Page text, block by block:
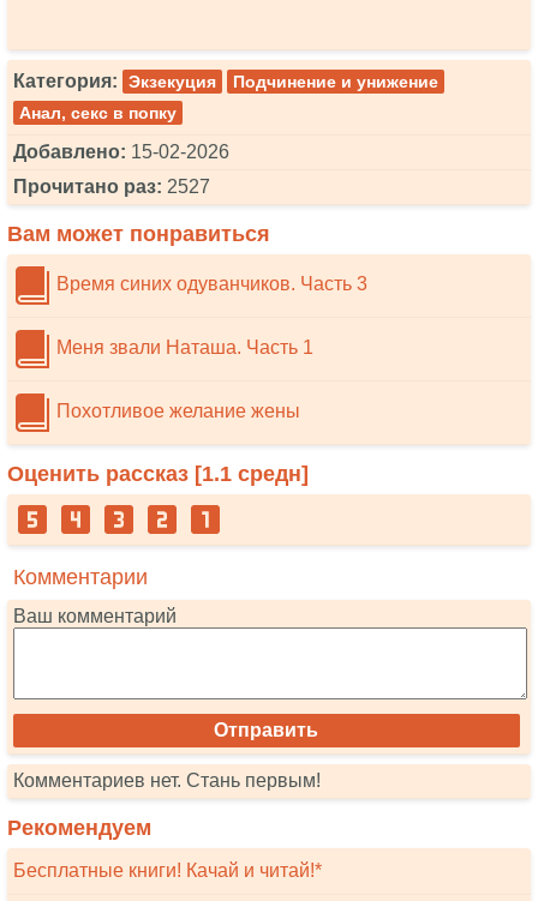
Категория: Экзекуция
Подчинение и унижение
Анал, секс в попку
Добавлено: 15-02-2026
Прочитано раз: 2527
Вам может понравиться
Время синих одуванчиков. Часть 3
Меня звали Наташа. Часть 1
Похотливое желание жены
Оценить рассказ [1.1 средн]
Комментарии
Ваш комментарий
Комментариев нет. Стань первым!
Рекомендуем
Бесплатные книги! Качай и читай!*